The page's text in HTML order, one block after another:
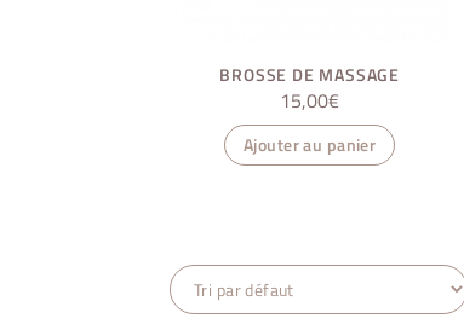
BROSSE DE MASSAGE
15,00€
Ajouter au panier